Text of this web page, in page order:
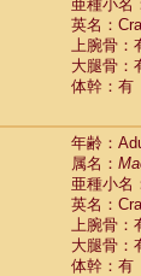
亜種小名
英名：
上腕骨：
大腿骨：
体幹：有
年齢：
属名：
亜種小名
英名：
上腕骨：
大腿骨：
体幹：有